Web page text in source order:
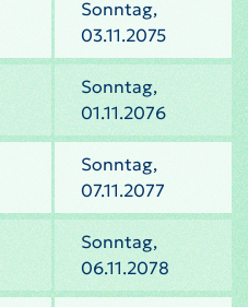
Sonntag,
03.11.2075
Sonntag,
01.11.2076
Sonntag,
07.11.2077
Sonntag,
06.11.2078